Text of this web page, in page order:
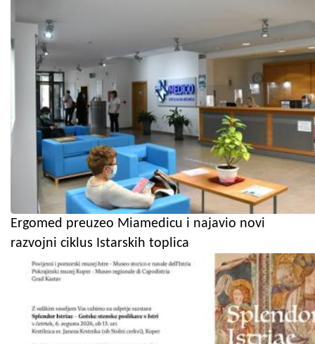
Ergomed preuzeo Miamedicu i najavio novi
razvojni ciklus Istarskih toplica